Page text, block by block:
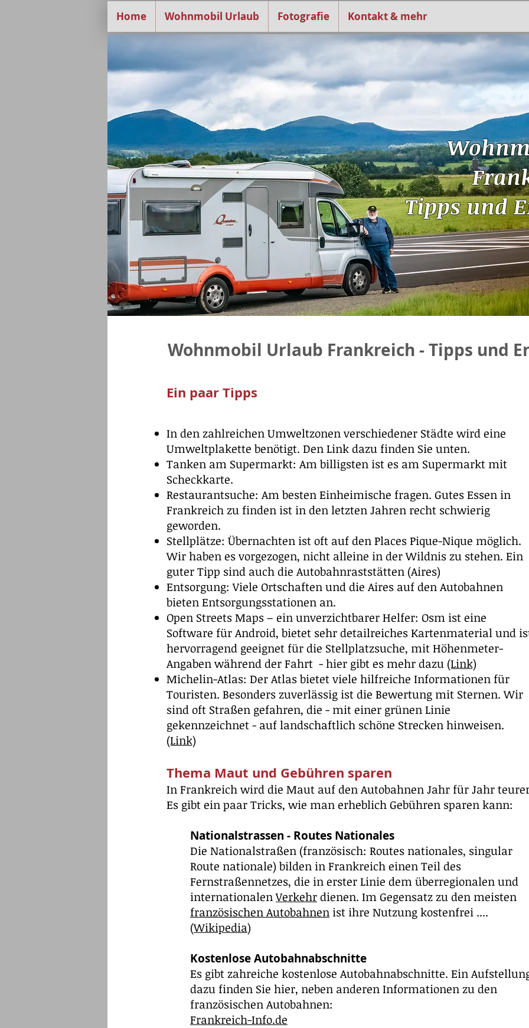
Home Wohnmobil Urlaub Fotografie Kontakt & mehr
Tipps und
Wohnmobil Urlaub Frankreich - Tipps und
Ein paar Tipps
In den zahlreichen Umweltzonen verschiedener Städte wird eine
Umweltplakette benötigt. Den Link dazu finden Sie unten.
Tanken am Supermarkt: Am billigsten ist es am Supermarkt mit
Scheckkarte.
Restaurantsuche: Am besten Einheimische fragen. Gutes Essen in
Frankreich zu finden ist in den letzten Jahren recht schwierig
geworden.
Stellplätze: Übernachten ist oft auf den Places Pique-Nique möglich.
Wir haben es vorgezogen, nicht alleine in der Wildnis zu stehen. Ein
guter Tipp sind auch die Autobahnraststätten (Aires)
Entsorgung: Viele Ortschaften und die Aires auf den Autobahnen
bieten Entsorgungsstationen an.
Open Streets Maps – ein unverzichtbarer Helfer: Osm ist eine
Software für Android, bietet sehr detailreiches Kartenmaterial und
hervorragend geeignet für die Stellplatzsuche, mit Höhenmeter-
Angaben während der Fahrt - hier gibt es mehr dazu (Link)
Michelin-Atlas: Der Atlas bietet viele hilfreiche Informationen für
Touristen. Besonders zuverlässig ist die Bewertung mit Sternen. Wir
sind oft Straßen gefahren, die - mit einer grünen Linie
gekennzeichnet - auf landschaftlich schöne Strecken hinweisen.
(Link)
Thema Maut und Gebühren sparen
In Frankreich wird die Maut auf den Autobahnen Jahr für Jahr
Es gibt ein paar Tricks, wie man erheblich Gebühren sparen kann:
Nationalstrassen - Routes Nationales
Die Nationalstraßen (französisch: Routes nationales, singular
Route nationale) bilden in Frankreich einen Teil des
Fernstraßennetzes, die in erster Linie dem überregionalen und
internationalenVerkehr dienen. Im Gegensatz zu den meisten
französischen Autobahnen ist ihre Nutzung kostenfrei ....
(Wikipedia)
Kostenlose Autobahnabschnitte
Es gibt zahreiche kostenlose Autobahnabschnitte. Ein
dazu finden Sie hier, neben anderen Informationen zu den
französischen Autobahnen:
Frankreich-Info.de